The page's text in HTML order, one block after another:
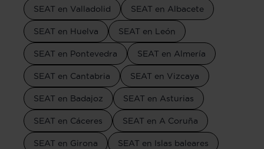
SEAT en Valladolid SEAT en Albacete
SEAT en Huelva SEAT en León
SEAT en Pontevedra SEAT en Almería
SEAT en Cantabria SEAT en Vizcaya
SEAT en Badajoz SEAT en Asturias
SEAT en Cáceres SEAT en A Coruña
SEAT en Girona SEAT en Islas baleares